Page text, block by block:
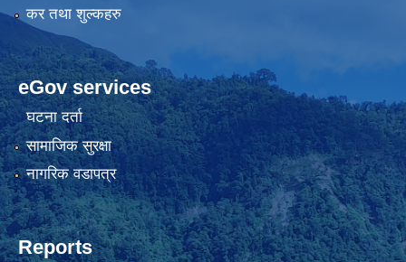
कर तथा शुल्कहरु
eGov services
घटना दर्ता
सामाजिक सुरक्षा
नागरिक वडापत्र
Reports